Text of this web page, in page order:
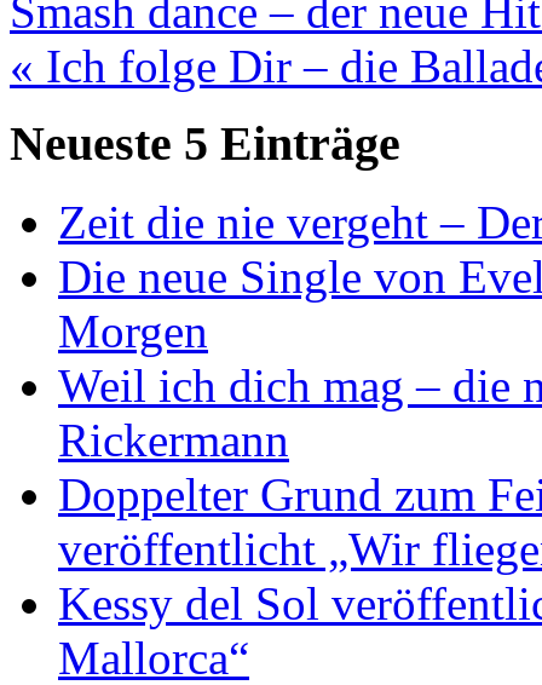
Smash dance – der neue
« Ich folge Dir – die
Neueste 5 Einträge
Zeit die nie vergeht –
Die neue Single von
Morgen
Weil ich dich mag – die
Rickermann
Doppelter Grund zum
veröffentlicht „Wir
Kessy del Sol
Mallorca“